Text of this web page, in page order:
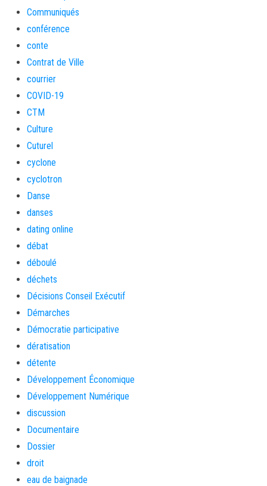
Communiqués
conférence
conte
Contrat de Ville
courrier
COVID-19
CTM
Culture
Cuturel
cyclone
cyclotron
Danse
danses
dating online
débat
déboulé
déchets
Décisions Conseil Exécutif
Démarches
Démocratie participative
dératisation
détente
Développement Économique
Développement Numérique
discussion
Documentaire
Dossier
droit
eau de baignade